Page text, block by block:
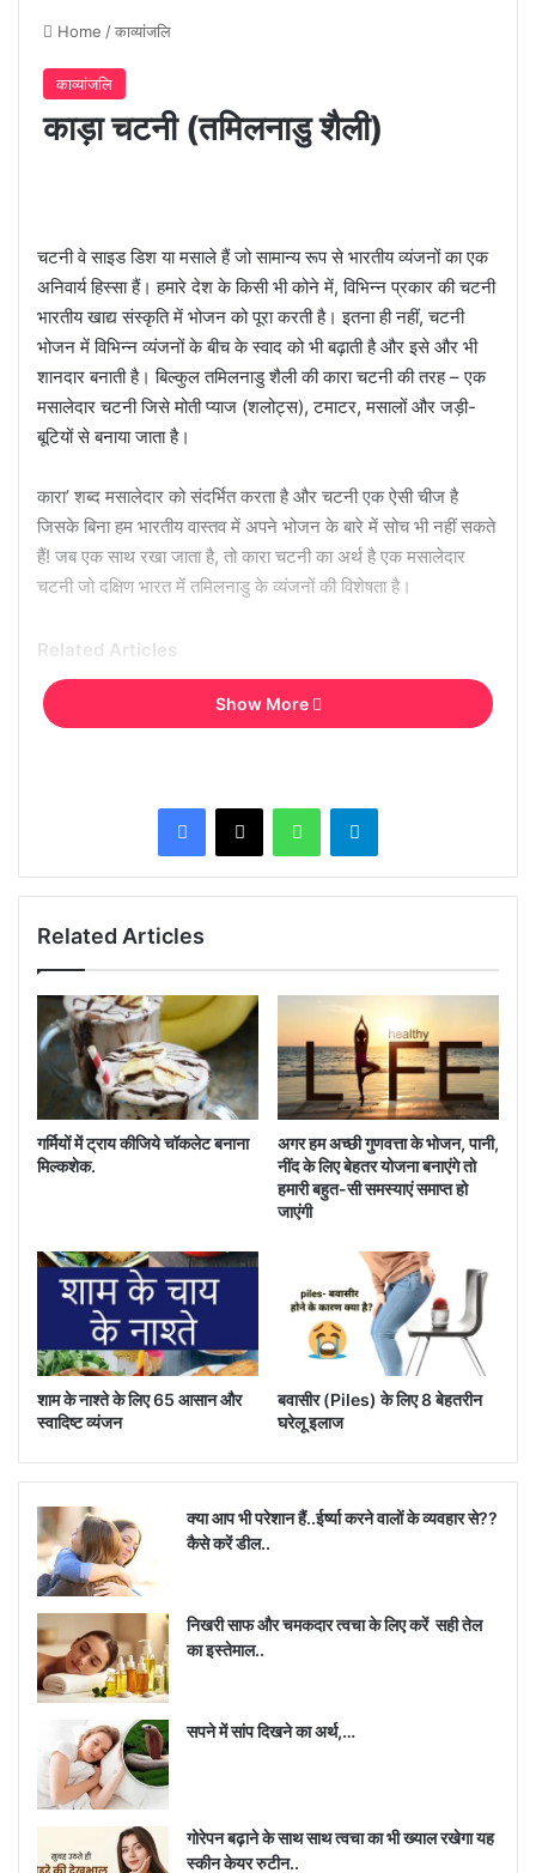
Home /काव्यांजलि
काव्यांजलि
काड़ा चटनी (तमिलनाडु शैली)
चटनी वे साइड डिश या मसाले हैं जो सामान्य रूप से भारतीय व्यंजनों का एक
अनिवार्य हिस्सा हैं। हमारे देश के किसी भी कोने में, विभिन्न प्रकार की चटनी
भारतीय खाद्य संस्कृति में भोजन को पूरा करती है। इतना ही नहीं, चटनी
भोजन में विभिन्न व्यंजनों के बीच के स्वाद को भी बढ़ाती है और इसे और भी
शानदार बनाती है। बिल्कुल तमिलनाडु शैली की कारा चटनी की तरह – एक
मसालेदार चटनी जिसे मोती प्याज (शलोट्स), टमाटर, मसालों और जड़ी-
बूटियों से बनाया जाता है।
कारा’ शब्द मसालेदार को संदर्भित करता है और चटनी एक ऐसी चीज है
जिसके बिना हम भारतीय वास्तव में अपने भोजन के बारे में सोच भी नहीं सकते
हैं! जब एक साथ रखा जाता है, तो कारा चटनी का अर्थ है एक मसालेदार
चटनी जो दक्षिण भारत में तमिलनाडु के व्यंजनों की विशेषता है।
Related Articles
सपने में गहने का मिलना या गुम हो जाना क्या दर्शाता है…
घर पर इस तरह बनाएं केमिकल फ्री साबुन, पाएं हेल्दी
और ग्लोइंग स्किन…
चूंकि कारा चटनी का स्वाद मूल रूप से मसालेदार है, यह डोसा, इडली, वड़ा
और उत्तपम के साथ वास्तव में अच्छी तरह से जुड़ जाता है।
यह कारा चटनी तीखी होती है क्योंकि इसमें लाल मिर्च डाली जाती है। आप चाहें
तो इसे कम तीखा बना सकते हैं, कम मिर्च डाल कर या कम आंच वाली मिर्च का
इस्तेमाल कर सकते हैं.
मैंने रेसिपी में मोती प्याज का भी इस्तेमाल किया है और वे वास्तव में अच्छा स्वाद
देते हैं। मोती प्याज के बजाय, आप प्याज़ या साधारण प्याज का भी उपयोग कर
कारा चटनी को रवा इडली, मसाला डोसा या उत्तपम के साथ परोसें। यह
चटनी विशेष रूप से वेन्धया डोसा के साथ भी बहुत अच्छी लगती है।
कारा चटनी कैसे बनाते हैं
चम्मच उड़द की दाल (भूसी हुई काली दाल) और 1 चम्मच चना दाल (विभाजित
और भूसी हुई बंगाल चना) डालें।
Show More
Facebook
X WhatsAppTelegram
Related Articles
गर्मियों में ट्राय कीजिये चॉकलेट बनाना
मिल्कशेक.
अगर हम अच्छी गुणवत्ता के भोजन, पानी,
नींद के लिए बेहतर योजना बनाएंगे तो
हमारी बहुत-सी समस्याएं समाप्त हो
जाएंगी
शाम के नाश्ते के लिए 65 आसान और
स्वादिष्ट व्यंजन
बवासीर (Piles) के लिए 8 बेहतरीन
घरेलू इलाज
क्या आप भी परेशान हैं..ईर्ष्या करने वालों के व्यवहार से??
कैसे करें डील..
निखरी साफ और चमकदार त्वचा के लिए करें सही तेल
का इस्तेमाल..
सपने में सांप दिखने का अर्थ,…
गोरेपन बढ़ाने के साथ साथ त्वचा का भी ख्याल रखेगा यह
स्कीन केयर रुटीन..